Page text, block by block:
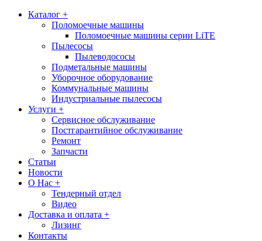
Каталог +
Поломоечные машины
Поломоечные машины серии LiTE
Пылесосы
Пылеводососы
Подметальные машины
Уборочное оборудование
Коммунальные машины
Индустриальные пылесосы
Услуги +
Сервисное обслуживание
Постгарантийное обслуживание
Ремонт
Запчасти
Статьи
Новости
О Нас +
Тендерный отдел
Видео
Доставка и оплата +
Лизинг
Контакты